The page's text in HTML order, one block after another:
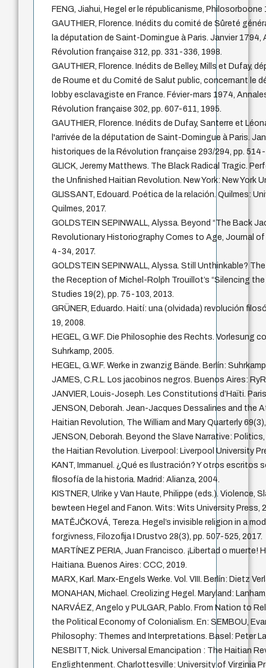
FENG, Jiahui, Hegel er le républicanisme, Philosorboone
GAUTHIER, Florence. Inédits du comité de Sûreté
la députation de Saint-Domingue à Paris. Janvier 1794,
Révolution française 312, pp. 331-336, 1998.
GAUTHIER, Florence. Inédits de Belley, Mills et Dufay,
de Roume et du Comité de Salut public, concernant le
lobby esclavagiste en France. Févier-mars 1974,
Révolution française 302, pp. 607-611, 1995.
GAUTHIER, Florence. Inédits de Dufay, Santerre et
l'arrivée de la députation de Saint-Domingue à Paris.
historiques de la Révolution française 293/294, pp.
GLICK, Jeremy Matthews. The Black Radical Tragic.
the Unfinished Haitian Revolution. New York: New York
GLISSANT, Edouard. Poética de la relación. Quilmes:
Quilmes, 2017.
GOLDSTEIN SEPINWALL, Alyssa. Beyond “The Back
Revolutionary Historiography Comes to Age, Journal
4-34, 2017.
GOLDSTEIN SEPINWALL, Alyssa. Still Unthinkable?
the Reception of Michel-Rolph Trouillot’s “Silencing
Studies 19(2), pp. 75-103, 2013.
GRÜNER, Eduardo. Haití: una (olvidada) revolución
19, 2008.
HEGEL, G.W.F. Die Philosophie des Rechts. Vorlesung
Suhrkamp, 2005.
HEGEL, G.W.F. Werke in zwanzig Bände. Berlín:
JAMES, C.R.L. Los jacobinos negros. Buenos Aires:
JANVIER, Louis-Joseph. Les Constitutions d’Haïti.
JENSON, Deborah. Jean-Jacques Dessalines and the
Haitian Revolution, The William and Mary Quarterly
JENSON, Deborah. Beyond the Slave Narrative:
the Haitian Revolution. Liverpool: Liverpool University
KANT, Immanuel. ¿Qué es Ilustración? Y otros escritos
filosofía de la historia. Madrid: Alianza, 2004.
KISTNER, Ulrike y Van Haute, Philippe (eds.). Violence,
bewteen Hegel and Fanon. Wits: Wits University Press,
MATĚJČKOVÁ, Tereza. Hegel’s invisible religion in a
forgivness, Filozofija I Drustvo 28(3), pp. 507-525, 2017.
MARTÍNEZ PERIA, Juan Francisco. ¡Libertad o muerte!
Haitiana. Buenos Aires: CCC, 2019.
MARX, Karl. Marx-Engels Werke. Vol. VIII. Berlín: Dietz
MONAHAN, Michael. Creolizing Hegel. Maryland:
NARVÁEZ, Angelo y PULGAR, Pablo. From Nation to
the Political Economy of Colonialism. En: SEMBOU,
Philosophy: Themes and Interpretations. Basel: Peter
NESBITT, Nick. Universal Emancipation : The Haitian
Englightenment. Charlottesville: University of Virginia